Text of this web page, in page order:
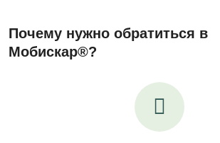
Почему нужно обратиться в
Мобискар®?